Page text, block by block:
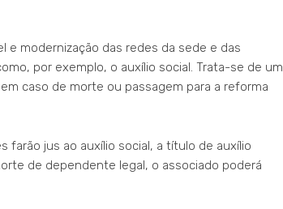
modernização das redes da sede e das
por exemplo, o auxílio social. Trata-se de um
caso de morte ou passagem para a reforma
jus ao auxílio social, a título de auxílio
de dependente legal, o associado poderá